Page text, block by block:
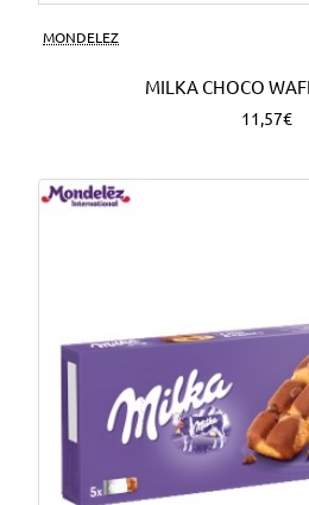
MONDELEZ
MILKA CHOCO
11,57€